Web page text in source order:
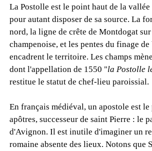
La Postolle est le point haut de la vallée
pour autant disposer de sa source. La
nord, la ligne de crête de Montdogat
champenoise, et les pentes du finage de
encadrent le territoire. Les champs
dont l'appellation de 1550 "la Postolle
restitue le statut de chef-lieu paroissial.
En français médiéval, un apostole est le
apôtres, successeur de saint Pierre : le
d'Avignon. Il est inutile d'imaginer un
romaine absente des lieux. Notons que